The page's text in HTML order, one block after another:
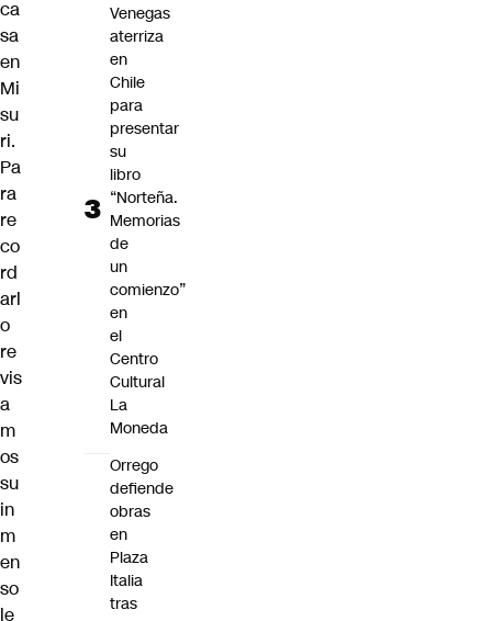
ca
sa
en
Mi
su
ri.
Pa
ra
re
co
rd
arl
o
re
vis
a
m
os
su
in
m
en
so
le
Venegas
aterriza
en
Chile
para
presentar
su
libro
“Norteña.
Memorias
de
un
comienzo”
en
el
Centro
Cultural
La
Moneda
Orrego
defiende
obras
en
Plaza
Italia
tras